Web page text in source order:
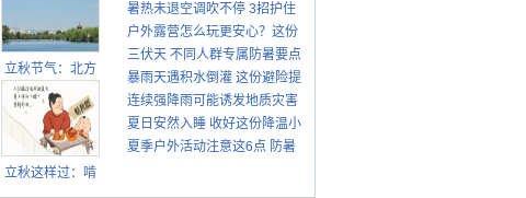
立秋节气：北方
逐渐转凉 南方暑
热仍盛
立秋这样过：啃
先清暑再防燥
暑热未退空调吹不停 3招护住
肩颈不酸痛
户外露营怎么玩更安心？这份
攻略请收好
三伏天 不同人群专属防暑要点
请收好
暴雨天遇积水倒灌 这份避险提
示请收好
连续强降雨可能诱发地质灾害
这些前兆要知道
夏日安然入睡 收好这份降温小
贴士
夏季户外活动注意这6点 防暑